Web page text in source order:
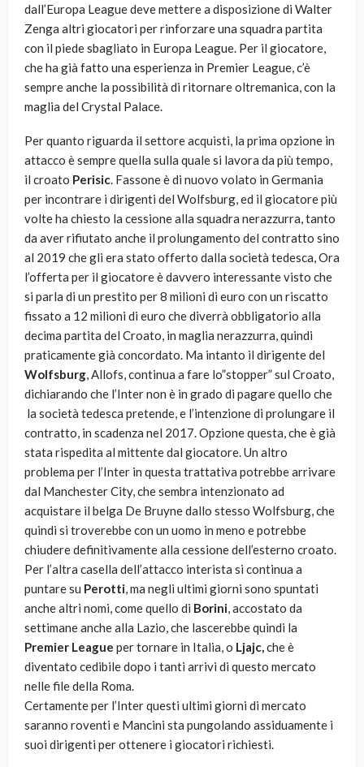
dall’Europa League deve mettere a disposizione di Walter
Zenga altri giocatori per rinforzare una squadra partita
con il piede sbagliato in Europa League. Per il giocatore,
che ha già fatto una esperienza in Premier League, c’è
sempre anche la possibilità di ritornare oltremanica, con la
maglia del Crystal Palace.
Per quanto riguarda il settore acquisti, la prima opzione in
attacco è sempre quella sulla quale si lavora da più tempo,
il croato Perisic. Fassone è di nuovo volato in Germania
per incontrare i dirigenti del Wolfsburg, ed il giocatore più
volte ha chiesto la cessione alla squadra nerazzurra, tanto
da aver rifiutato anche il prolungamento del contratto sino
al 2019 che gli era stato offerto dalla società tedesca, Ora
l’offerta per il giocatore è davvero interessante visto che
si parla di un prestito per 8 milioni di euro con un riscatto
fissato a 12 milioni di euro che diverrà obbligatorio alla
decima partita del Croato, in maglia nerazzurra, quindi
praticamente già concordato. Ma intanto il dirigente del
Wolfsburg, Allofs, continua a fare lo”stopper” sul Croato,
dichiarando che l’Inter non è in grado di pagare quello che
la società tedesca pretende, e l’intenzione di prolungare il
contratto, in scadenza nel 2017. Opzione questa, che è già
stata rispedita al mittente dal giocatore. Un altro
problema per l’Inter in questa trattativa potrebbe arrivare
dal Manchester City, che sembra intenzionato ad
acquistare il belga De Bruyne dallo stesso Wolfsburg, che
quindi si troverebbe con un uomo in meno e potrebbe
chiudere definitivamente alla cessione dell’esterno croato.
Per l’altra casella dell’attacco interista si continua a
puntare su Perotti, ma negli ultimi giorni sono spuntati
anche altri nomi, come quello di Borini, accostato da
settimane anche alla Lazio, che lascerebbe quindi la
Premier League per tornare in Italia, o Ljajc,che è
diventato cedibile dopo i tanti arrivi di questo mercato
nelle file della Roma.
Certamente per l’Inter questi ultimi giorni di mercato
saranno roventi e Mancini sta pungolando assiduamente i
suoi dirigenti per ottenere i giocatori richiesti.